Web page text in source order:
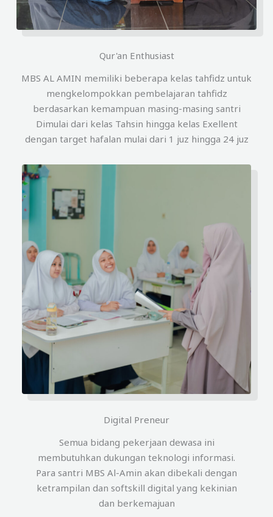
Qur'an Enthusiast
MBS AL AMIN memiliki beberapa kelas tahfidz untuk
mengkelompokkan pembelajaran tahfidz
berdasarkan kemampuan masing-masing santri
Dimulai dari kelas Tahsin hingga kelas Exellent
dengan target hafalan mulai dari 1 juz hingga 24 juz
Digital Preneur
Semua bidang pekerjaan dewasa ini
membutuhkan dukungan teknologi informasi.
Para santri MBS Al-Amin akan dibekali dengan
ketrampilan dan softskill digital yang kekinian
dan berkemajuan